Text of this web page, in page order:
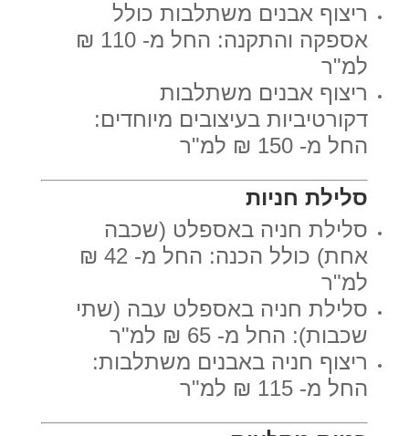
ריצוף אבנים משתלבות כולל
אספקה והתקנה: החל מ- 110 ₪
למ"ר
ריצוף אבנים משתלבות
דקורטיביות בעיצובים מיוחדים:
החל מ- 150 ₪ למ"ר
סלילת חניות
סלילת חניה באספלט (שכבה
אחת) כולל הכנה: החל מ- 42 ₪
למ"ר
סלילת חניה באספלט עבה (שתי
שכבות): החל מ- 65 ₪ למ"ר
ריצוף חניה באבנים משתלבות:
החל מ- 115 ₪ למ"ר